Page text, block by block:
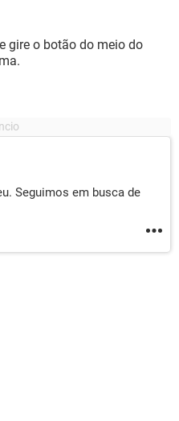
gire o botão do meio do
Seguimos em busca de